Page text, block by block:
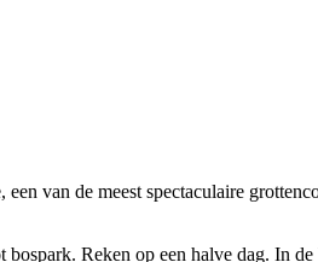
van de meest spectaculaire
Reken op een halve dag. In